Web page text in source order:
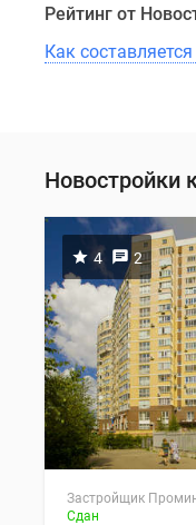
Рейтинг от
Как
Новостройки
4 2
Застройщик
Сдан